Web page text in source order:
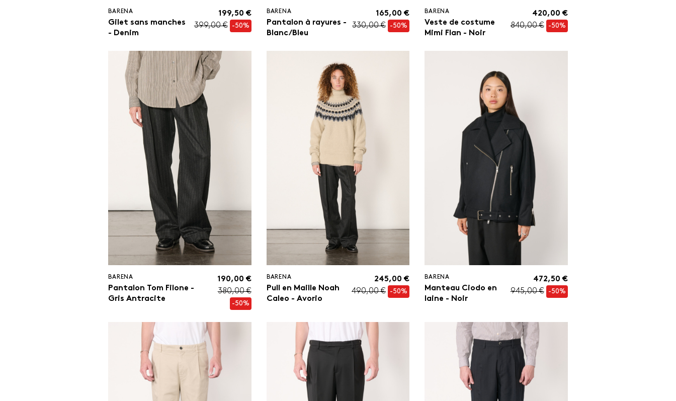
BARENA
Gilet sans manches
- Denim
199,50 €
399,00 €
-50%
BARENA
Pantalon à rayures -
Blanc/Bleu
165,00 €
330,00 € -50%
BARENA
Veste de costume
Mimi Flan - Noir
420,00 €
840,00 €
-50%
BARENA
Pantalon Tom Filone -
Gris Antracite
190,00 €
380,00 €
-50%
BARENA
Pull en Maille Noah
Caleo - Avorio
245,00 €
490,00 € -50%
BARENA
Manteau Ciodo en
laine - Noir
472,50 €
945,00 €
-50%